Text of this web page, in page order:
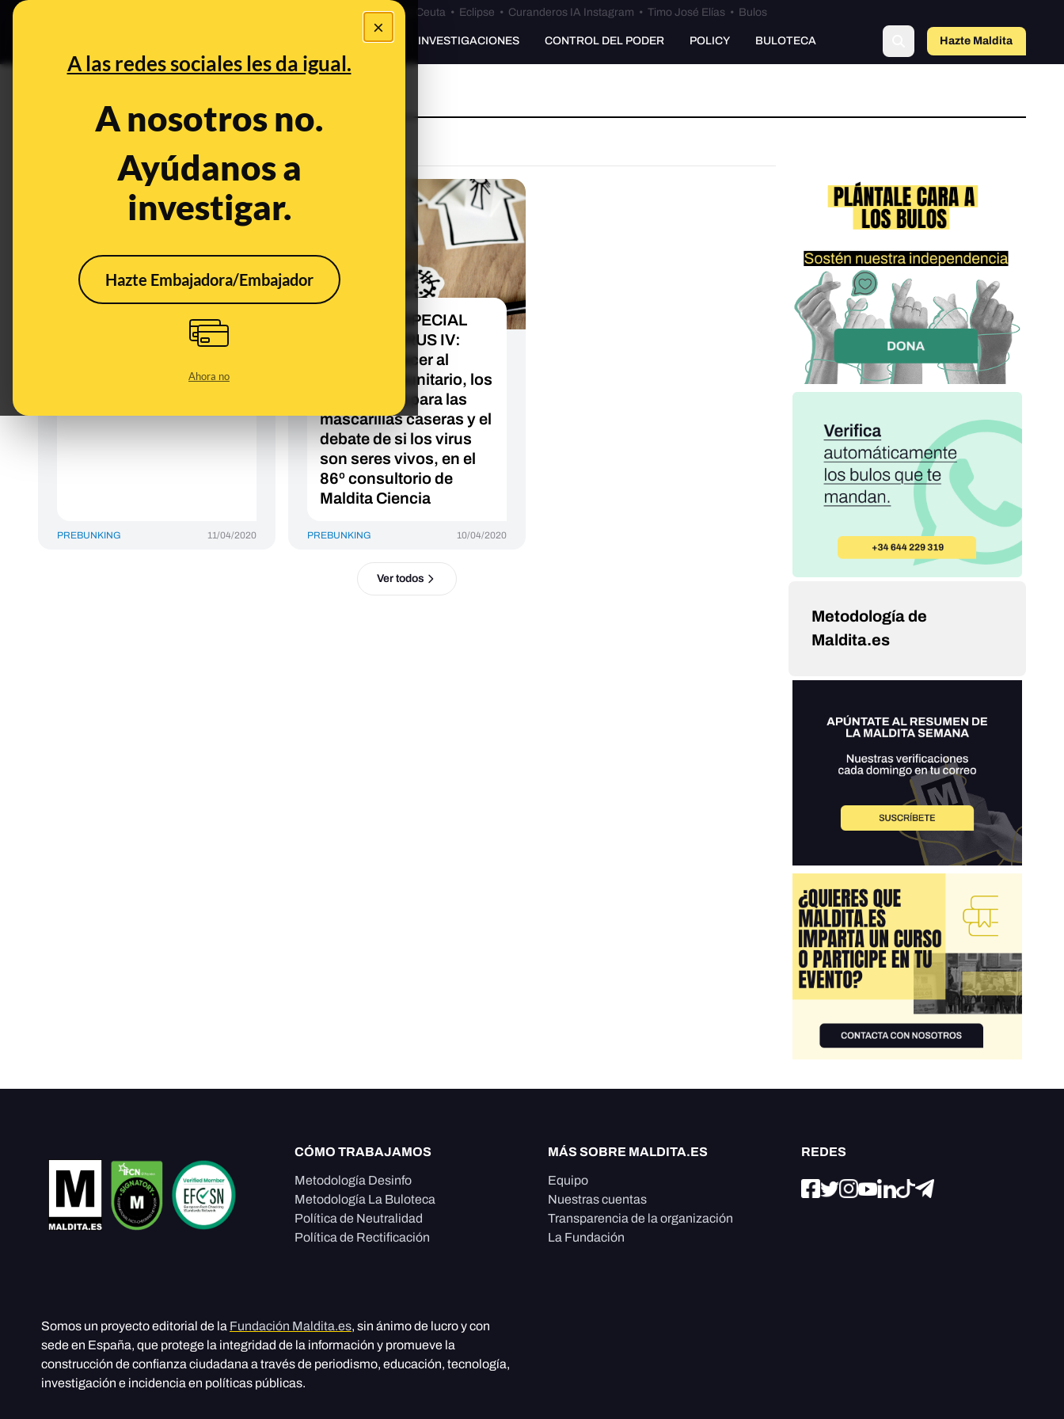
×
A las redes sociales les da igual.
A nosotros no.
Ayúdanos a
investigar.
Hazte Embajadora/Embajador
Ahora no
Especial Ceuta•Bulos Ceuta • Eclipse • Curanderos IA Instagram • Timo José Elías • Bulos
PREBUNKING INVESTIGACIONES CONTROL DEL PODER POLICY BULOTECA Hazte Maldita
ser vivo
¿Qué sabemos sobre si
el coronavirus es o no
PREBUNKING 11/04/2020
EDICIÓN ESPECIAL
CORONAVIRUS IV:
cómo fortalecer al
sistema inmunitario, los
tipos de tela para las
mascarillas caseras y el
debate de si los virus
son seres vivos, en el
86º consultorio de
Maldita Ciencia
PREBUNKING 10/04/2020
Ver todos
Metodología de
Maldita.es
CÓMO TRABAJAMOS
Metodología Desinfo
Metodología La Buloteca
Política de Neutralidad
Política de Rectificación
MÁS SOBRE MALDITA.ES
Equipo
Nuestras cuentas
Transparencia de la organización
La Fundación
REDES
Somos un proyecto editorial de la Fundación Maldita.es, sin ánimo de lucro y con
sede en España, que protege la integridad de la información y promueve la
construcción de confianza ciudadana a través de periodismo, educación, tecnología,
investigación e incidencia en políticas públicas.